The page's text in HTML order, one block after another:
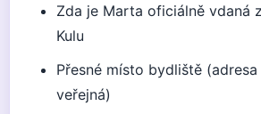
Zda je Marta oficiálně vdaná
Kulu
Přesné místo bydliště (adresa
veřejná)